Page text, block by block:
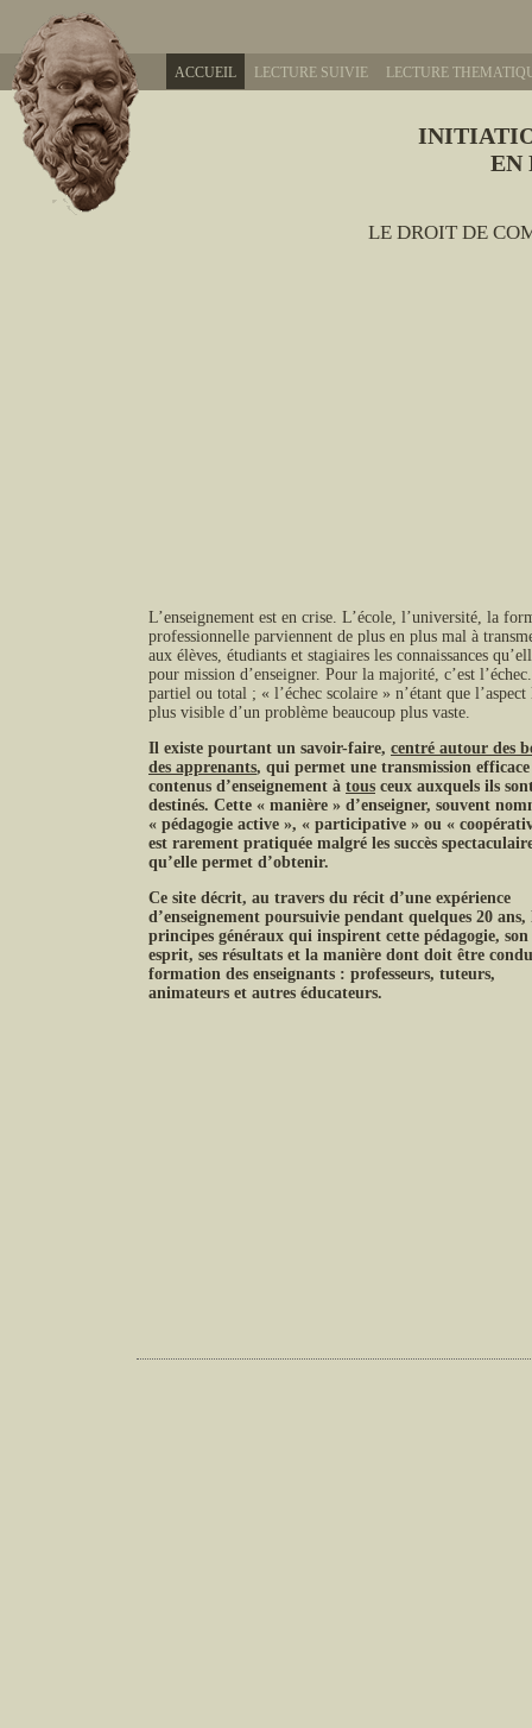
ACCUEIL LECTURE SUIVIE LECTURE
EN
LE DROIT DE
L’enseignement est en crise. L’école, l’université, la
professionnelle parviennent de plus en plus mal à
aux élèves, étudiants et stagiaires les connaissances
pour mission d’enseigner. Pour la majorité, c’est
partiel ou total ; « l’échec scolaire » n’étant que l’aspect
plus visible d’un problème beaucoup plus vaste.
Il existe pourtant un savoir-faire, centré autour des
des apprenants, qui permet une transmission efficace
contenus d’enseignement à tous ceux auxquels ils
destinés. Cette « manière » d’enseigner, souvent
« pédagogie active », « participative » ou «
est rarement pratiquée malgré les succès
qu’elle permet d’obtenir.
Ce site décrit, au travers du récit d’une expérience
d’enseignement poursuivie pendant quelques 20 ans,
principes généraux qui inspirent cette pédagogie, son
esprit, ses résultats et la manière dont doit être
formation des enseignants : professeurs, tuteurs,
animateurs et autres éducateurs.